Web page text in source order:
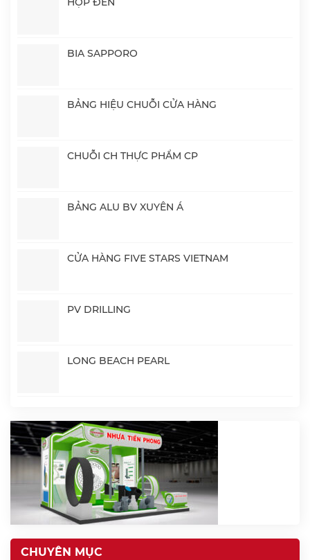
BIA SAPPORO
BẢNG HIỆU CHUỖI CỬA HÀNG
CHUỖI CH THỰC PHẨM CP
BẢNG ALU BV XUYÊN Á
CỬA HÀNG FIVE STARS VIETNAM
PV DRILLING
LONG BEACH PEARL
CHUYÊN MỤC